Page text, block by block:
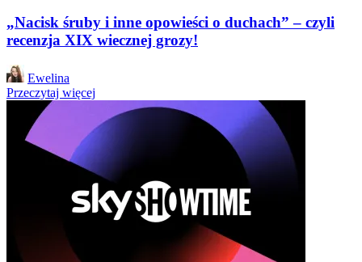
„Nacisk śruby i inne opowieści o duchach” – czyli
recenzja XIX wiecznej grozy!
Posted
by
Ewelina
Przeczytaj więcej